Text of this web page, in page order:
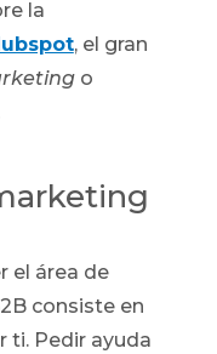
la
, el gran
o
el área de
consiste en
ti. Pedir ayuda